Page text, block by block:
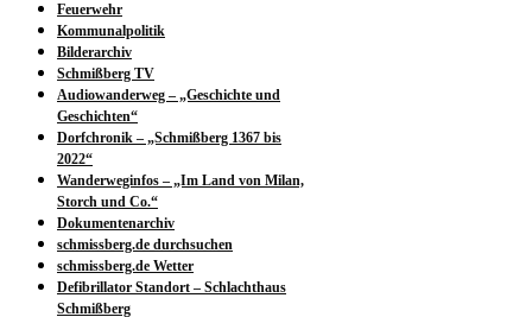
Feuerwehr
Kommunalpolitik
Bilderarchiv
Schmißberg TV
Audiowanderweg – „Geschichte und
Geschichten“
Dorfchronik – „Schmißberg 1367 bis
2022“
Wanderweginfos – „Im Land von Milan,
Storch und Co.“
Dokumentenarchiv
schmissberg.de durchsuchen
schmissberg.de Wetter
Defibrillator Standort – Schlachthaus
Schmißberg